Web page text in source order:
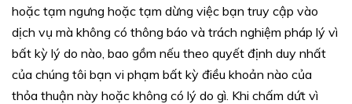
hoặc tạm ngưng hoặc tạm dừng việc bạn truy cập vào
dịch vụ mà không có thông báo và trách nghiệm pháp lý vì
bất kỳ lý do nào, bao gồm nếu theo quyết định duy nhất
của chúng tôi bạn vi phạm bất kỳ điều khoản nào của
thỏa thuận này hoặc không có lý do gì. Khi chấm dứt vì